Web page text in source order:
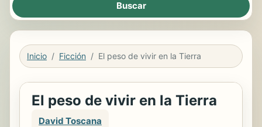
Inicio Ficción El peso de vivir en la Tierra
El peso de vivir en la Tierra
David Toscana